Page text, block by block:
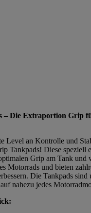
– Die Extraportion Grip
Level an Kontrolle und
Tankpads! Diese speziell
Grip am Tank und
Motorrads und bieten
Die Tankpads sind
nahezu jedes